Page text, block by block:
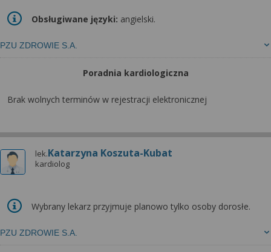
PZU ZDROWIE S.A.
Obsługiwane języki: angielski.
Poradnia kardiologiczna
Brak wolnych terminów w rejestracji elektronicznej
lek.Katarzyna Koszuta-Kubat
kardiolog
PZU ZDROWIE S.A.
Wybrany lekarz przyjmuje planowo tylko osoby dorosłe.